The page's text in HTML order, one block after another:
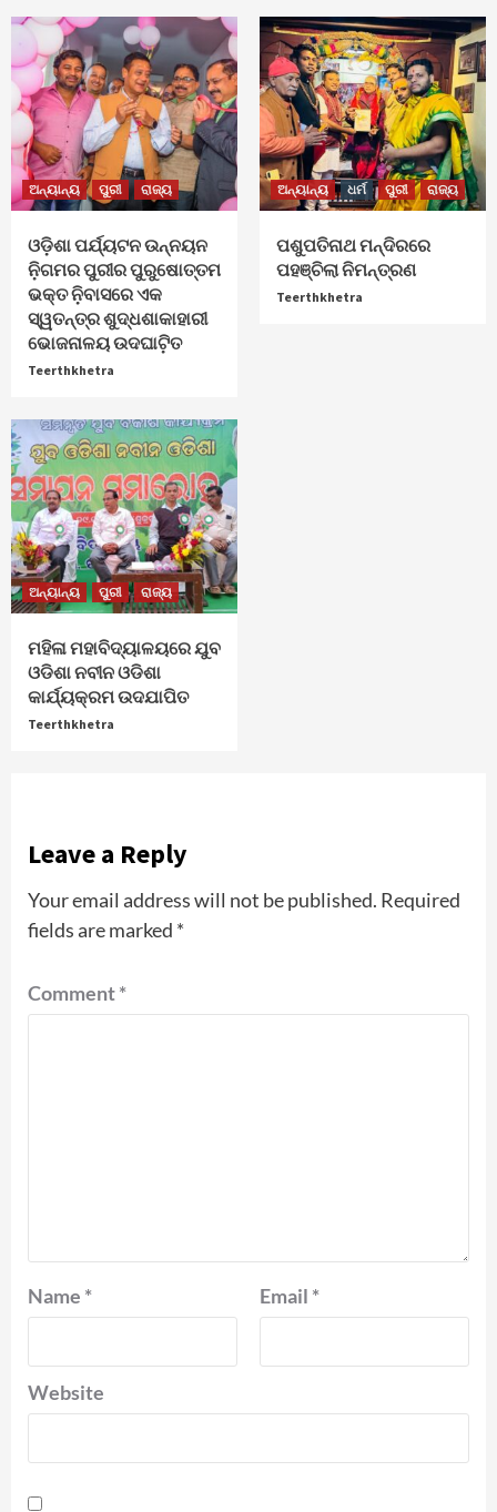
ଅନ୍ୟାନ୍ୟ ପୁରୀ ରାଜ୍ୟ
ଓଡ଼ିଶା ପର୍ଯ୍ୟଟନ ଉନ୍ନୟନ
ନ଼ିଗମର ପୁରୀର ପୁରୁଷୋତ୍ତମ
ଭକ୍ତ ନ଼ିବାସରେ ଏକ
ସ୍ୱତନ୍ତ୍ର ଶୁଦ୍ଧଶାକାହାରୀ
ଭୋଜନାଳୟ ଉଦଘାଟ଼ିତ
Teerthkhetra
ଅନ୍ୟାନ୍ୟ ଧର୍ମ ପୁରୀ ରାଜ୍ୟ
ପଶୁପତିନାଥ ମନ୍ଦିରରେ
ପହଞ୍ଚିଲା ନିମନ୍ତ୍ରଣ
Teerthkhetra
ଅନ୍ୟାନ୍ୟ ପୁରୀ ରାଜ୍ୟ
ମହିଳା ମହାବିଦ୍ୟାଳୟରେ ଯୁବ
ଓଡିଶା ନବୀନ ଓଡିଶା
କାର୍ଯ୍ୟକ୍ରମ ଉଦଯାପିତ
Teerthkhetra
Leave a Reply
Your email address will not be published. Required
fields are marked *
Comment*
Name * Email *
Website